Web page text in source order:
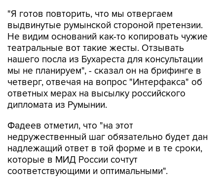
"Я готов повторить, что мы отвергаем
выдвинутые румынской стороной претензии.
Не видим оснований как-то копировать чужие
театральные вот такие жесты. Отзывать
нашего посла из Бухареста для консультации
мы не планируем", - сказал он на брифинге в
четверг, отвечая на вопрос "Интерфакса" об
ответных мерах на высылку российского
дипломата из Румынии.
Фадеев отметил, что "на этот
недружественный шаг обязательно будет дан
надлежащий ответ в той форме и в те сроки,
которые в МИД России сочтут
соответствующими и оптимальными".